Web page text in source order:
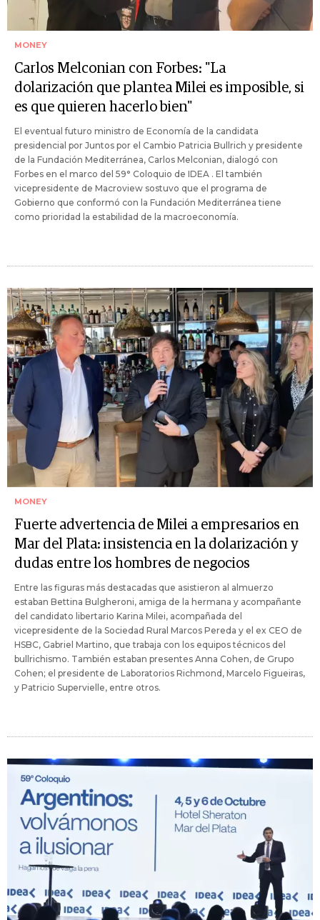
MONEY
Carlos Melconian con Forbes: "La
dolarización que plantea Milei es imposible, si
es que quieren hacerlo bien"
El eventual futuro ministro de Economía de la candidata
presidencial por Juntos por el Cambio Patricia Bullrich y presidente
de la Fundación Mediterránea, Carlos Melconian, dialogó con
Forbes en el marco del 59° Coloquio de IDEA . El también
vicepresidente de Macroview sostuvo que el programa de
Gobierno que conformó con la Fundación Mediterránea tiene
como prioridad la estabilidad de la macroeconomía.
MONEY
Fuerte advertencia de Milei a empresarios en
Mar del Plata: insistencia en la dolarización y
dudas entre los hombres de negocios
Entre las figuras más destacadas que asistieron al almuerzo
estaban Bettina Bulgheroni, amiga de la hermana y acompañante
del candidato libertario Karina Milei, acompañada del
vicepresidente de la Sociedad Rural Marcos Pereda y el ex CEO de
HSBC, Gabriel Martino, que trabaja con los equipos técnicos del
bullrichismo. También estaban presentes Anna Cohen, de Grupo
Cohen; el presidente de Laboratorios Richmond, Marcelo Figueiras,
y Patricio Supervielle, entre otros.